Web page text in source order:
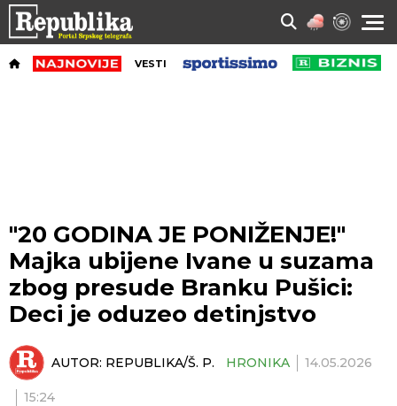
VESTI
"20 GODINA JE PONIŽENJE!"
Majka ubijene Ivane u suzama
zbog presude Branku Pušici:
Deci je oduzeo detinjstvo
AUTOR: REPUBLIKA/Š. P. HRONIKA 14.05.2026
15:24